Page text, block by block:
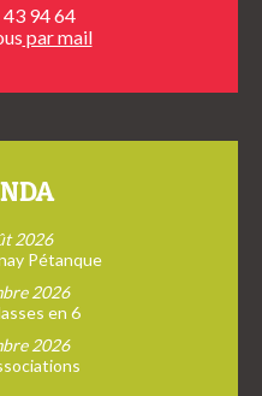
43 94 64
par mail
2026
Pétanque
2026
en 6
2026